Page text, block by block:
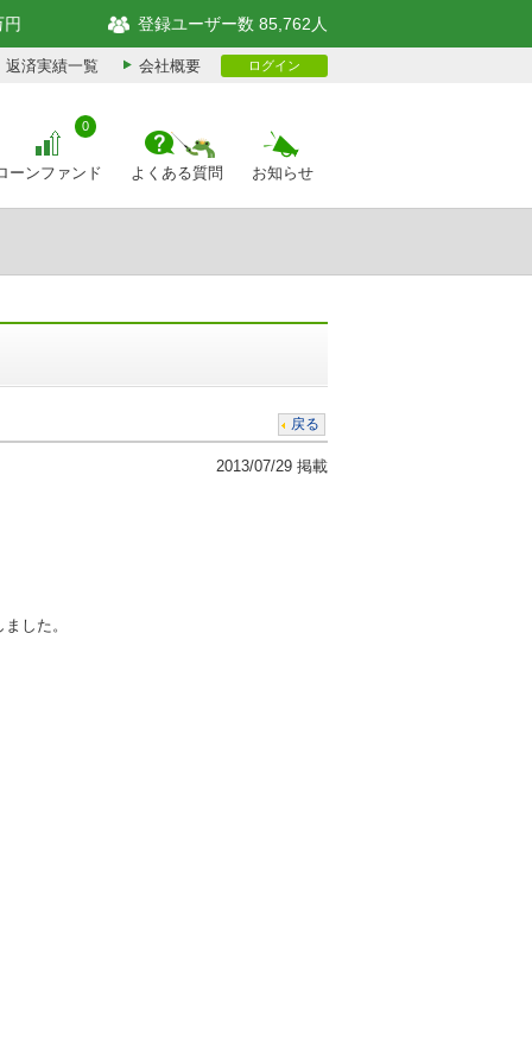
円 登録ユーザー数 85,762人
返済実績一覧 会社概要 ログイン
ーンファンド
0
よくある質問 お知らせ
戻る
2013/07/29 掲載
した。